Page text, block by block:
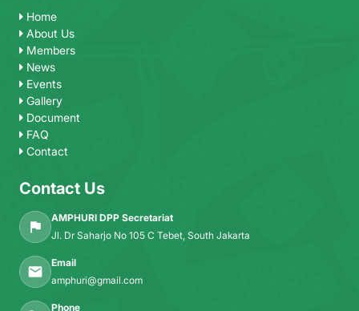
Home
About Us
Members
News
Events
Gallery
Document
FAQ
Contact
Contact Us
AMPHURI DPP Secretariat
Jl. Dr Saharjo No 105 C Tebet, South Jakarta
Email
amphuri@gmail.com
Phone